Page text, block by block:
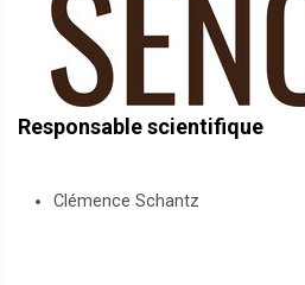
Responsable scientifique
Clémence Schantz